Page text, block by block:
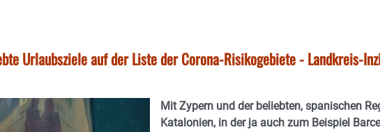
Urlaubsziele auf der Liste der Corona-Risikogebiete - Landkreis-
Mit Zypern und der beliebten, spanischen
Katalonien, in der ja auch zum Beispiel